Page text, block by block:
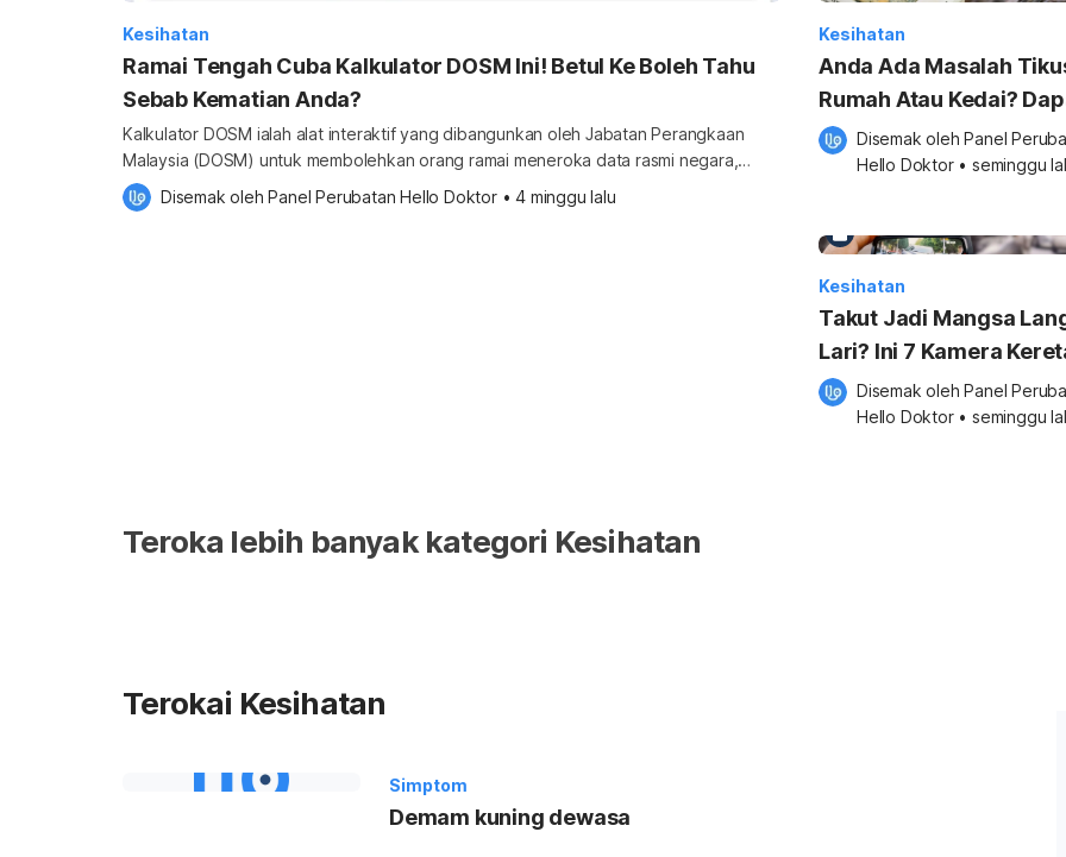
Kesihatan
Ramai Tengah Cuba Kalkulator DOSM Ini! Betul Ke Boleh Tahu
Sebab Kematian Anda?
Kalkulator DOSM ialah alat interaktif yang dibangunkan oleh Jabatan Perangkaan
Malaysia (DOSM) untuk membolehkan orang ramai meneroka data rasmi negara,
termasuk kebarangkalian punca kematian mengikut profil demografi dan anggaran
jangka hayat berdasarkan statistik kebangsaan. Ia bukan alat diagnosis atau ramalan
Disemak oleh Panel Perubatan Hello Doktor • 4 minggu lalu
Kesihatan
Anda Ada Masalah
Rumah Atau Kedai?
7 Racun Tikus Terbaik
Sebagai Solusi!!
Disemak oleh Panel
Hello Doktor • seminggu
Kesihatan
Takut Jadi Mangsa
Lari? Ini 7 Kamera
Yang Patut Anda
Pertimbangkan
Disemak oleh Panel
Hello Doktor • seminggu
Teroka lebih banyak kategori Kesihatan
Terokai Kesihatan
Simptom
Demam kuning dewasa